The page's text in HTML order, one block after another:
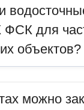
ФСК для
объектов?
можно